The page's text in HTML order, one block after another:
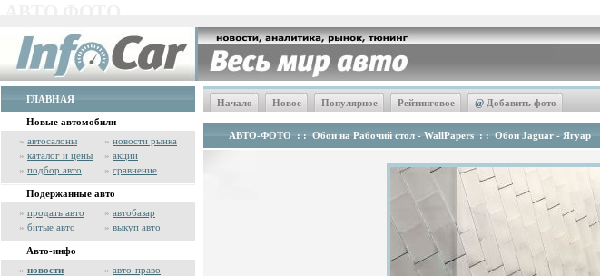
ГЛАВНАЯ
Новые автомобили
» автосалоны » новости рынка
» каталог и цены » акции
» подбор авто » сравнение
Подержанные авто
» продать авто » автобазар
» битые авто » выкуп авто
Авто-инфо
» новости » авто-право
Начало Новое Популярное Рейтинговое @ Добавить фото
АВТО-ФОТО : : Обои на Рабочий стол - WallPapers : : Обои Jaguar - Ягуар